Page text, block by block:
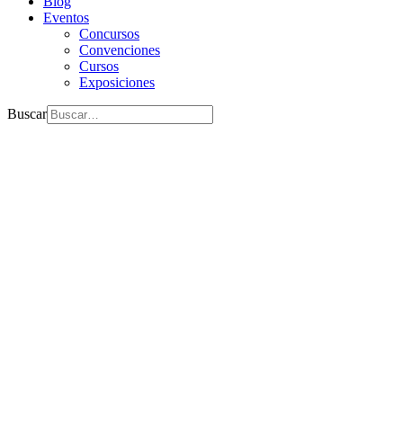
Eventos
Concursos
Convenciones
Cursos
Exposiciones
Buscar